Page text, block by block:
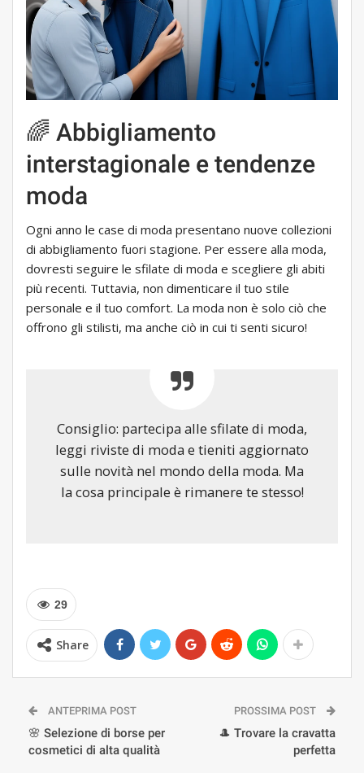
🌈 Abbigliamento
interstagionale e tendenze
moda
Ogni anno le case di moda presentano nuove collezioni
di abbigliamento fuori stagione. Per essere alla moda,
dovresti seguire le sfilate di moda e scegliere gli abiti
più recenti. Tuttavia, non dimenticare il tuo stile
personale e il tuo comfort. La moda non è solo ciò che
offrono gli stilisti, ma anche ciò in cui ti senti sicuro!
Consiglio: partecipa alle sfilate di moda,
leggi riviste di moda e tieniti aggiornato
sulle novità nel mondo della moda. Ma
la cosa principale è rimanere te stesso!
29
Share
ANTEPRIMA POST
🌸 Selezione di borse per
cosmetici di alta qualità
PROSSIMA POST
🎩 Trovare la cravatta
perfetta